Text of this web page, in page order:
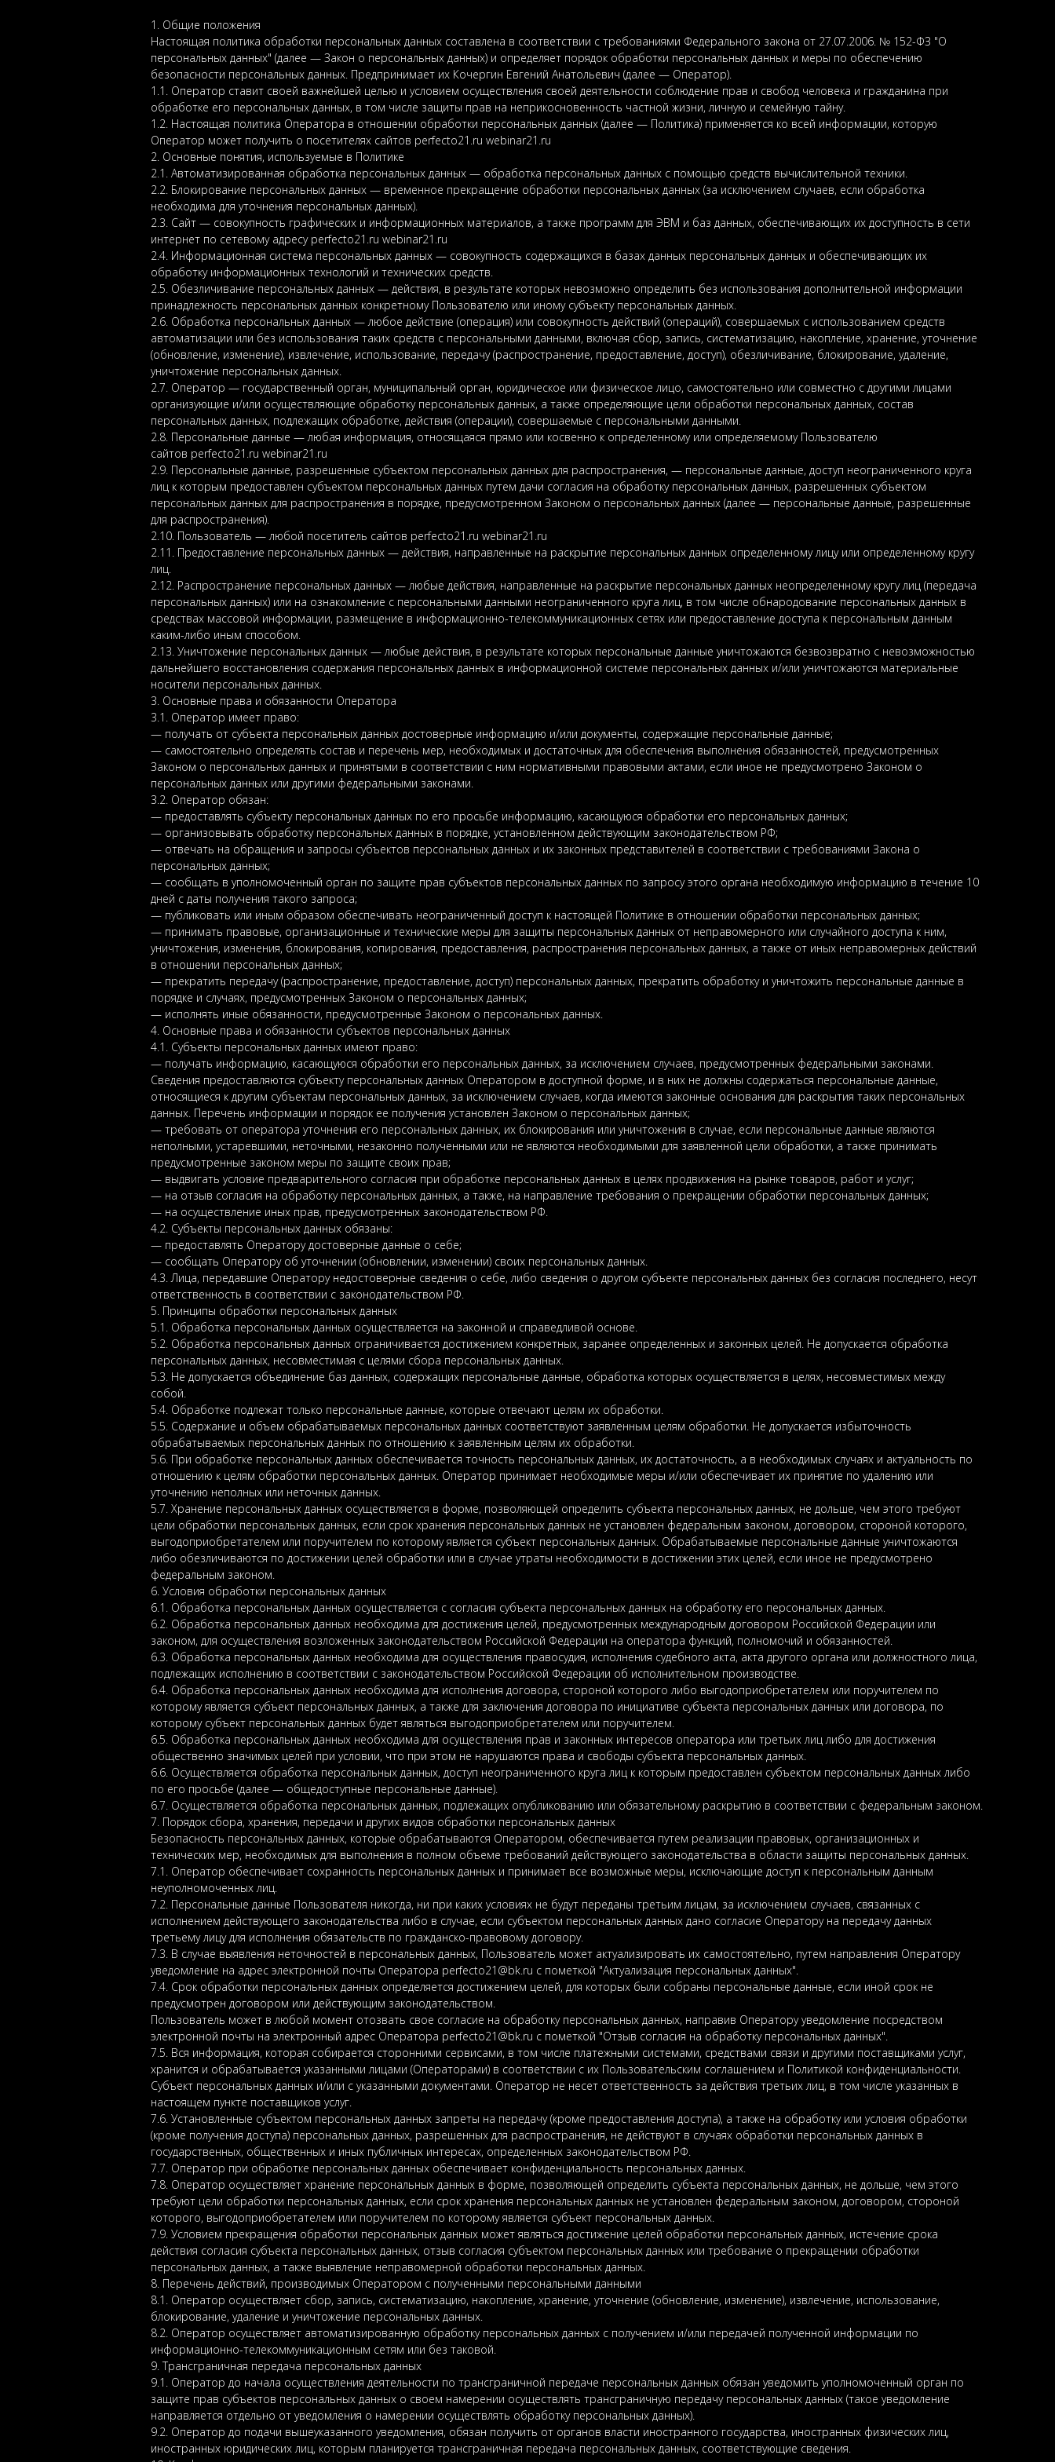
1. Общие положения
Настоящая политика обработки персональных данных составлена в соответствии с требованиями Федерального закона от 27.07.2006. № 152-ФЗ "О
персональных данных" (далее — Закон о персональных данных) и определяет порядок обработки персональных данных и меры по обеспечению
безопасности персональных данных. Предпринимает их Кочергин Евгений Анатольевич (далее — Оператор).
1.1. Оператор ставит своей важнейшей целью и условием осуществления своей деятельности соблюдение прав и свобод человека и гражданина при
обработке его персональных данных, в том числе защиты прав на неприкосновенность частной жизни, личную и семейную тайну.
1.2. Настоящая политика Оператора в отношении обработки персональных данных (далее — Политика) применяется ко всей информации, которую
Оператор может получить о посетителях сайтов perfecto21.ru webinar21.ru
2. Основные понятия, используемые в Политике
2.1. Автоматизированная обработка персональных данных — обработка персональных данных с помощью средств вычислительной техники.
2.2. Блокирование персональных данных — временное прекращение обработки персональных данных (за исключением случаев, если обработка
необходима для уточнения персональных данных).
2.3. Сайт — совокупность графических и информационных материалов, а также программ для ЭВМ и баз данных, обеспечивающих их доступность в сети
интернет по сетевому адресу perfecto21.ru webinar21.ru
2.4. Информационная система персональных данных — совокупность содержащихся в базах данных персональных данных и обеспечивающих их
обработку информационных технологий и технических средств.
2.5. Обезличивание персональных данных — действия, в результате которых невозможно определить без использования дополнительной информации
принадлежность персональных данных конкретному Пользователю или иному субъекту персональных данных.
2.6. Обработка персональных данных — любое действие (операция) или совокупность действий (операций), совершаемых с использованием средств
автоматизации или без использования таких средств с персональными данными, включая сбор, запись, систематизацию, накопление, хранение, уточнение
(обновление, изменение), извлечение, использование, передачу (распространение, предоставление, доступ), обезличивание, блокирование, удаление,
уничтожение персональных данных.
2.7. Оператор — государственный орган, муниципальный орган, юридическое или физическое лицо, самостоятельно или совместно с другими лицами
организующие и/или осуществляющие обработку персональных данных, а также определяющие цели обработки персональных данных, состав
персональных данных, подлежащих обработке, действия (операции), совершаемые с персональными данными.
2.8. Персональные данные — любая информация, относящаяся прямо или косвенно к определенному или определяемому Пользователю
сайтов perfecto21.ru webinar21.ru
2.9. Персональные данные, разрешенные субъектом персональных данных для распространения, — персональные данные, доступ неограниченного круга
лиц к которым предоставлен субъектом персональных данных путем дачи согласия на обработку персональных данных, разрешенных субъектом
персональных данных для распространения в порядке, предусмотренном Законом о персональных данных (далее — персональные данные, разрешенные
для распространения).
2.10. Пользователь — любой посетитель сайтов perfecto21.ru webinar21.ru
2.11. Предоставление персональных данных — действия, направленные на раскрытие персональных данных определенному лицу или определенному кругу
лиц.
2.12. Распространение персональных данных — любые действия, направленные на раскрытие персональных данных неопределенному кругу лиц (передача
персональных данных) или на ознакомление с персональными данными неограниченного круга лиц, в том числе обнародование персональных данных в
средствах массовой информации, размещение в информационно-телекоммуникационных сетях или предоставление доступа к персональным данным
каким-либо иным способом.
2.13. Уничтожение персональных данных — любые действия, в результате которых персональные данные уничтожаются безвозвратно с невозможностью
дальнейшего восстановления содержания персональных данных в информационной системе персональных данных и/или уничтожаются материальные
носители персональных данных.
3. Основные права и обязанности Оператора
3.1. Оператор имеет право:
— получать от субъекта персональных данных достоверные информацию и/или документы, содержащие персональные данные;
— самостоятельно определять состав и перечень мер, необходимых и достаточных для обеспечения выполнения обязанностей, предусмотренных
Законом о персональных данных и принятыми в соответствии с ним нормативными правовыми актами, если иное не предусмотрено Законом о
персональных данных или другими федеральными законами.
3.2. Оператор обязан:
— предоставлять субъекту персональных данных по его просьбе информацию, касающуюся обработки его персональных данных;
— организовывать обработку персональных данных в порядке, установленном действующим законодательством РФ;
— отвечать на обращения и запросы субъектов персональных данных и их законных представителей в соответствии с требованиями Закона о
персональных данных;
— сообщать в уполномоченный орган по защите прав субъектов персональных данных по запросу этого органа необходимую информацию в течение 10
дней с даты получения такого запроса;
— публиковать или иным образом обеспечивать неограниченный доступ к настоящей Политике в отношении обработки персональных данных;
— принимать правовые, организационные и технические меры для защиты персональных данных от неправомерного или случайного доступа к ним,
уничтожения, изменения, блокирования, копирования, предоставления, распространения персональных данных, а также от иных неправомерных действий
в отношении персональных данных;
— прекратить передачу (распространение, предоставление, доступ) персональных данных, прекратить обработку и уничтожить персональные данные в
порядке и случаях, предусмотренных Законом о персональных данных;
— исполнять иные обязанности, предусмотренные Законом о персональных данных.
4. Основные права и обязанности субъектов персональных данных
4.1. Субъекты персональных данных имеют право:
— получать информацию, касающуюся обработки его персональных данных, за исключением случаев, предусмотренных федеральными законами.
Сведения предоставляются субъекту персональных данных Оператором в доступной форме, и в них не должны содержаться персональные данные,
относящиеся к другим субъектам персональных данных, за исключением случаев, когда имеются законные основания для раскрытия таких персональных
данных. Перечень информации и порядок ее получения установлен Законом о персональных данных;
— требовать от оператора уточнения его персональных данных, их блокирования или уничтожения в случае, если персональные данные являются
неполными, устаревшими, неточными, незаконно полученными или не являются необходимыми для заявленной цели обработки, а также принимать
предусмотренные законом меры по защите своих прав;
— выдвигать условие предварительного согласия при обработке персональных данных в целях продвижения на рынке товаров, работ и услуг;
— на отзыв согласия на обработку персональных данных, а также, на направление требования о прекращении обработки персональных данных;
— на осуществление иных прав, предусмотренных законодательством РФ.
4.2. Субъекты персональных данных обязаны:
— предоставлять Оператору достоверные данные о себе;
— сообщать Оператору об уточнении (обновлении, изменении) своих персональных данных.
4.3. Лица, передавшие Оператору недостоверные сведения о себе, либо сведения о другом субъекте персональных данных без согласия последнего, несут
ответственность в соответствии с законодательством РФ.
5. Принципы обработки персональных данных
5.1. Обработка персональных данных осуществляется на законной и справедливой основе.
5.2. Обработка персональных данных ограничивается достижением конкретных, заранее определенных и законных целей. Не допускается обработка
персональных данных, несовместимая с целями сбора персональных данных.
5.3. Не допускается объединение баз данных, содержащих персональные данные, обработка которых осуществляется в целях, несовместимых между
собой.
5.4. Обработке подлежат только персональные данные, которые отвечают целям их обработки.
5.5. Содержание и объем обрабатываемых персональных данных соответствуют заявленным целям обработки. Не допускается избыточность
обрабатываемых персональных данных по отношению к заявленным целям их обработки.
5.6. При обработке персональных данных обеспечивается точность персональных данных, их достаточность, а в необходимых случаях и актуальность по
отношению к целям обработки персональных данных. Оператор принимает необходимые меры и/или обеспечивает их принятие по удалению или
уточнению неполных или неточных данных.
5.7. Хранение персональных данных осуществляется в форме, позволяющей определить субъекта персональных данных, не дольше, чем этого требуют
цели обработки персональных данных, если срок хранения персональных данных не установлен федеральным законом, договором, стороной которого,
выгодоприобретателем или поручителем по которому является субъект персональных данных. Обрабатываемые персональные данные уничтожаются
либо обезличиваются по достижении целей обработки или в случае утраты необходимости в достижении этих целей, если иное не предусмотрено
федеральным законом.
6. Условия обработки персональных данных
6.1. Обработка персональных данных осуществляется с согласия субъекта персональных данных на обработку его персональных данных.
6.2. Обработка персональных данных необходима для достижения целей, предусмотренных международным договором Российской Федерации или
законом, для осуществления возложенных законодательством Российской Федерации на оператора функций, полномочий и обязанностей.
6.3. Обработка персональных данных необходима для осуществления правосудия, исполнения судебного акта, акта другого органа или должностного лица,
подлежащих исполнению в соответствии с законодательством Российской Федерации об исполнительном производстве.
6.4. Обработка персональных данных необходима для исполнения договора, стороной которого либо выгодоприобретателем или поручителем по
которому является субъект персональных данных, а также для заключения договора по инициативе субъекта персональных данных или договора, по
которому субъект персональных данных будет являться выгодоприобретателем или поручителем.
6.5. Обработка персональных данных необходима для осуществления прав и законных интересов оператора или третьих лиц либо для достижения
общественно значимых целей при условии, что при этом не нарушаются права и свободы субъекта персональных данных.
6.6. Осуществляется обработка персональных данных, доступ неограниченного круга лиц к которым предоставлен субъектом персональных данных либо
по его просьбе (далее — общедоступные персональные данные).
6.7. Осуществляется обработка персональных данных, подлежащих опубликованию или обязательному раскрытию в соответствии с федеральным законом.
7. Порядок сбора, хранения, передачи и других видов обработки персональных данных
Безопасность персональных данных, которые обрабатываются Оператором, обеспечивается путем реализации правовых, организационных и
технических мер, необходимых для выполнения в полном объеме требований действующего законодательства в области защиты персональных данных.
7.1. Оператор обеспечивает сохранность персональных данных и принимает все возможные меры, исключающие доступ к персональным данным
неуполномоченных лиц.
7.2. Персональные данные Пользователя никогда, ни при каких условиях не будут переданы третьим лицам, за исключением случаев, связанных с
исполнением действующего законодательства либо в случае, если субъектом персональных данных дано согласие Оператору на передачу данных
третьему лицу для исполнения обязательств по гражданско-правовому договору.
7.3. В случае выявления неточностей в персональных данных, Пользователь может актуализировать их самостоятельно, путем направления Оператору
уведомление на адрес электронной почты Оператора perfecto21@bk.ru с пометкой "Актуализация персональных данных".
7.4. Срок обработки персональных данных определяется достижением целей, для которых были собраны персональные данные, если иной срок не
предусмотрен договором или действующим законодательством.
Пользователь может в любой момент отозвать свое согласие на обработку персональных данных, направив Оператору уведомление посредством
электронной почты на электронный адрес Оператора perfecto21@bk.ru с пометкой "Отзыв согласия на обработку персональных данных".
7.5. Вся информация, которая собирается сторонними сервисами, в том числе платежными системами, средствами связи и другими поставщиками услуг,
хранится и обрабатывается указанными лицами (Операторами) в соответствии с их Пользовательским соглашением и Политикой конфиденциальности.
Субъект персональных данных и/или с указанными документами. Оператор не несет ответственность за действия третьих лиц, в том числе указанных в
настоящем пункте поставщиков услуг.
7.6. Установленные субъектом персональных данных запреты на передачу (кроме предоставления доступа), а также на обработку или условия обработки
(кроме получения доступа) персональных данных, разрешенных для распространения, не действуют в случаях обработки персональных данных в
государственных, общественных и иных публичных интересах, определенных законодательством РФ.
7.7. Оператор при обработке персональных данных обеспечивает конфиденциальность персональных данных.
7.8. Оператор осуществляет хранение персональных данных в форме, позволяющей определить субъекта персональных данных, не дольше, чем этого
требуют цели обработки персональных данных, если срок хранения персональных данных не установлен федеральным законом, договором, стороной
которого, выгодоприобретателем или поручителем по которому является субъект персональных данных.
7.9. Условием прекращения обработки персональных данных может являться достижение целей обработки персональных данных, истечение срока
действия согласия субъекта персональных данных, отзыв согласия субъектом персональных данных или требование о прекращении обработки
персональных данных, а также выявление неправомерной обработки персональных данных.
8. Перечень действий, производимых Оператором с полученными персональными данными
8.1. Оператор осуществляет сбор, запись, систематизацию, накопление, хранение, уточнение (обновление, изменение), извлечение, использование,
блокирование, удаление и уничтожение персональных данных.
8.2. Оператор осуществляет автоматизированную обработку персональных данных с получением и/или передачей полученной информации по
информационно-телекоммуникационным сетям или без таковой.
9. Трансграничная передача персональных данных
9.1. Оператор до начала осуществления деятельности по трансграничной передаче персональных данных обязан уведомить уполномоченный орган по
защите прав субъектов персональных данных о своем намерении осуществлять трансграничную передачу персональных данных (такое уведомление
направляется отдельно от уведомления о намерении осуществлять обработку персональных данных).
9.2. Оператор до подачи вышеуказанного уведомления, обязан получить от органов власти иностранного государства, иностранных физических лиц,
иностранных юридических лиц, которым планируется трансграничная передача персональных данных, соответствующие сведения.